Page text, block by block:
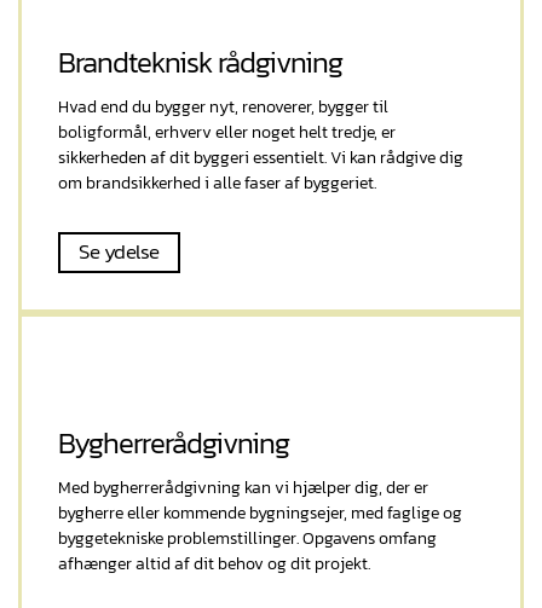
Brandteknisk rådgivning
Hvad end du bygger nyt, renoverer, bygger til
boligformål, erhverv eller noget helt tredje, er
sikkerheden af dit byggeri essentielt. Vi kan rådgive dig
om brandsikkerhed i alle faser af byggeriet.
Se ydelse
Bygherrerådgivning
Med bygherrerådgivning kan vi hjælper dig, der er
bygherre eller kommende bygningsejer, med faglige og
byggetekniske problemstillinger. Opgavens omfang
afhænger altid af dit behov og dit projekt.